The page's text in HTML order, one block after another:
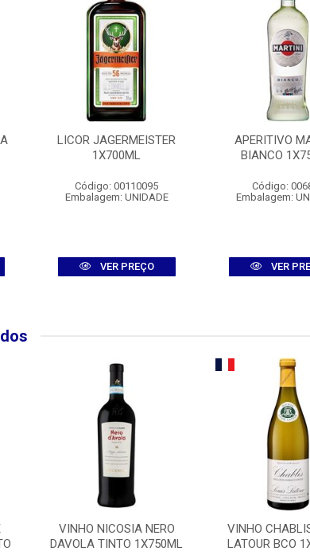
LICOR JAGERMEISTER
1X700ML
Código: 00110095
Embalagem: UNIDADE
VER PREÇO
APERITIVO
BIANCO
Código:
Embalagem:
VER
VINHO NICOSIA NERO
DAVOLA TINTO 1X750ML
VINHO
LATOUR BCO